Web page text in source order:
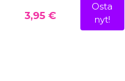
3,95 €
Osta
nyt!